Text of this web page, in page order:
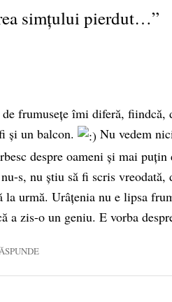
simțului pierdut…”
frumusețe îmi diferă, fiindcă,
şi un balcon.
Nu vedem
despre oameni şi mai
s, nu ştiu să fi scris vreodată,
la urmă. Urâțenia nu e lipsa
a zis-o un geniu. E vorba